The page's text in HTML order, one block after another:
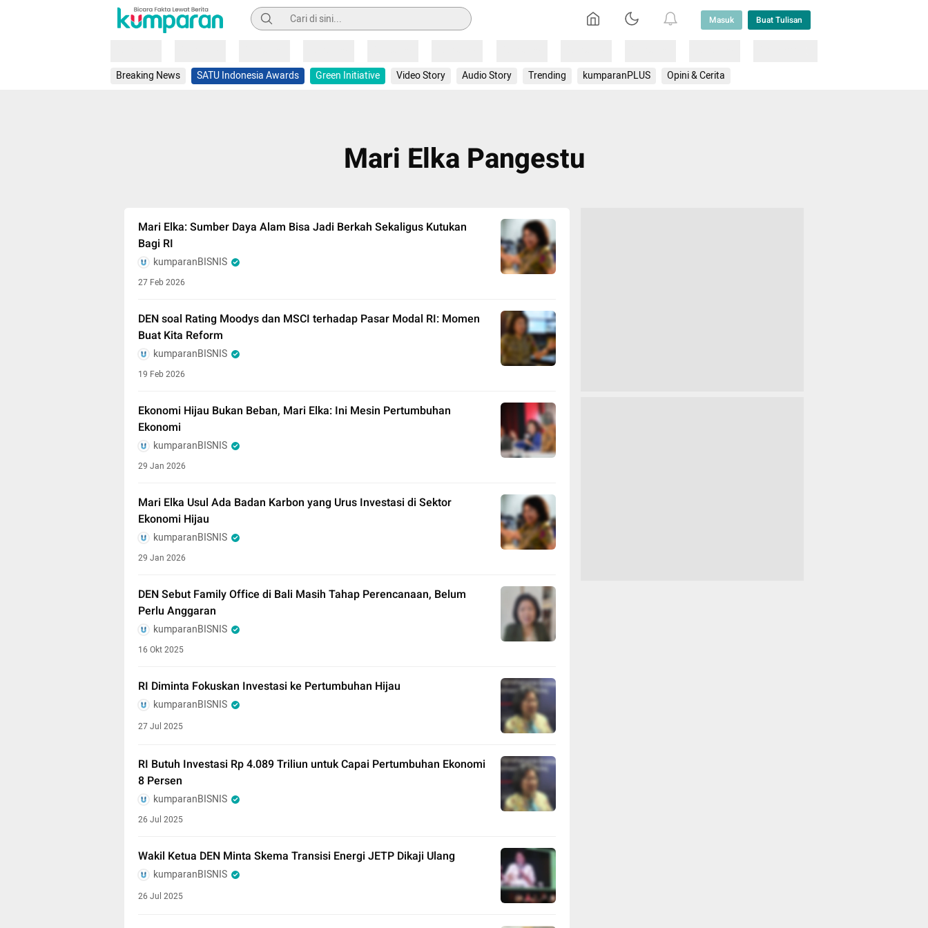
Pencarian Masuk Buat Tulisan
Breaking News SATU Indonesia Awards Green Initiative Video Story Audio Story Trending kumparanPLUS Opini & Cerita
Mari Elka Pangestu
Mari Elka: Sumber Daya Alam Bisa Jadi Berkah Sekaligus Kutukan
Bagi RI
kumparanBISNIS
27 Feb 2026
DEN soal Rating Moodys dan MSCI terhadap Pasar Modal RI: Momen
Buat Kita Reform
kumparanBISNIS
19 Feb 2026
Ekonomi Hijau Bukan Beban, Mari Elka: Ini Mesin Pertumbuhan
Ekonomi
kumparanBISNIS
29 Jan 2026
Mari Elka Usul Ada Badan Karbon yang Urus Investasi di Sektor
Ekonomi Hijau
kumparanBISNIS
29 Jan 2026
DEN Sebut Family Office di Bali Masih Tahap Perencanaan, Belum
Perlu Anggaran
kumparanBISNIS
16 Okt 2025
RI Diminta Fokuskan Investasi ke Pertumbuhan Hijau
kumparanBISNIS
27 Jul 2025
RI Butuh Investasi Rp 4.089 Triliun untuk Capai Pertumbuhan Ekonomi
8 Persen
kumparanBISNIS
26 Jul 2025
Wakil Ketua DEN Minta Skema Transisi Energi JETP Dikaji Ulang
kumparanBISNIS
26 Jul 2025